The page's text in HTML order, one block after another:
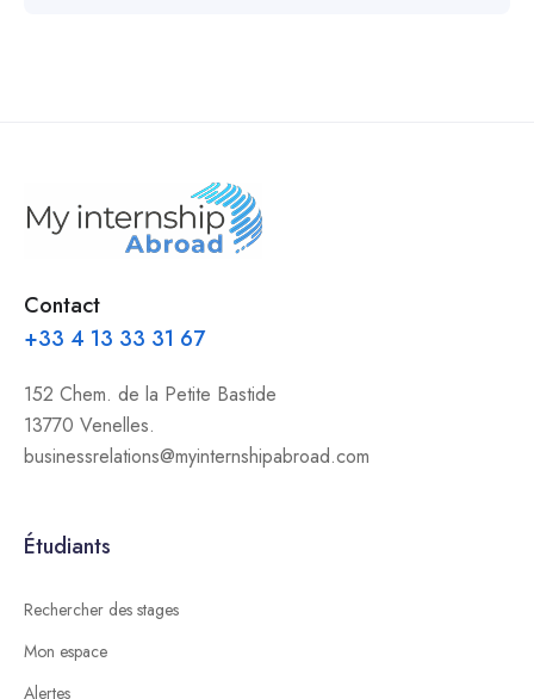
Contact
+33 4 13 33 31 67
152 Chem. de la Petite Bastide
13770 Venelles.
businessrelations@myinternshipabroad.com
Étudiants
Rechercher des stages
Mon espace
Alertes